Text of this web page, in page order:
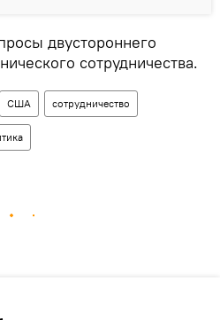
двустороннего
сотрудничества.
США сотрудничество